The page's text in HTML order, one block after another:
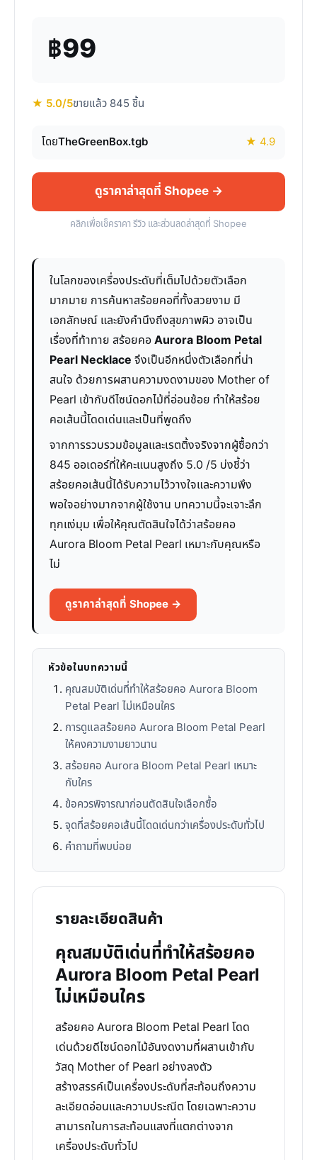
฿99
★ 5.0/5ขายแล้ว 845 ชิ้น
โดยTheGreenBox.tgb ★ 4.9
ดูราคาล่าสุดที่ Shopee →
คลิกเพื่อเช็คราคา รีวิว และส่วนลดล่าสุดที่ Shopee
ในโลกของเครื่องประดับที่เต็มไปด้วยตัวเลือก
มากมาย การค้นหาสร้อยคอที่ทั้งสวยงาม มี
เอกลักษณ์ และยังคำนึงถึงสุขภาพผิว อาจเป็น
เรื่องที่ท้าทาย สร้อยคอAurora Bloom Petal
Pearl Necklace จึงเป็นอีกหนึ่งตัวเลือกที่น่า
สนใจ ด้วยการผสานความงดงามของ Mother of
Pearl เข้ากับดีไซน์ดอกไม้ที่อ่อนช้อย ทำให้สร้อย
คอเส้นนี้โดดเด่นและเป็นที่พูดถึง
จากการรวบรวมข้อมูลและเรตติ้งจริงจากผู้ซื้อกว่า
845 ออเดอร์ที่ให้คะแนนสูงถึง 5.0 /5 บ่งชี้ว่า
สร้อยคอเส้นนี้ได้รับความไว้วางใจและความพึง
พอใจอย่างมากจากผู้ใช้งาน บทความนี้จะเจาะลึก
ทุกแง่มุม เพื่อให้คุณตัดสินใจได้ว่าสร้อยคอ
Aurora Bloom Petal Pearl เหมาะกับคุณหรือ
ไม่
ดูราคาล่าสุดที่ Shopee →
หัวข้อในบทความนี้
คุณสมบัติเด่นที่ทำให้สร้อยคอ Aurora Bloom
Petal Pearl ไม่เหมือนใคร
การดูแลสร้อยคอ Aurora Bloom Petal Pearl
ให้คงความงามยาวนาน
สร้อยคอ Aurora Bloom Petal Pearl เหมาะ
กับใคร
ข้อควรพิจารณาก่อนตัดสินใจเลือกซื้อ
จุดที่สร้อยคอเส้นนี้โดดเด่นกว่าเครื่องประดับทั่วไป
คำถามที่พบบ่อย
รายละเอียดสินค้า
คุณสมบัติเด่นที่ทำให้สร้อยคอ
Aurora Bloom Petal Pearl
ไม่เหมือนใคร
สร้อยคอ Aurora Bloom Petal Pearl โดด
เด่นด้วยดีไซน์ดอกไม้อันงดงามที่ผสานเข้ากับ
วัสดุ Mother of Pearl อย่างลงตัว
สร้างสรรค์เป็นเครื่องประดับที่สะท้อนถึงความ
ละเอียดอ่อนและความประณีต โดยเฉพาะความ
สามารถในการสะท้อนแสงที่แตกต่างจาก
เครื่องประดับทั่วไป